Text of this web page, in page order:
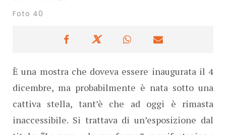
Foto 40
È una mostra che doveva essere inaugurata il 4
dicembre, ma probabilmente è nata sotto una
cattiva stella, tant’è che ad oggi è rimasta
inaccessibile. Si trattava di un’esposizione dal